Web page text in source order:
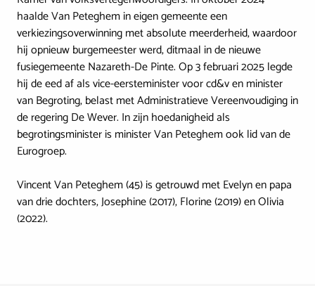
haalde Van Peteghem in eigen gemeente een
verkiezingsoverwinning met absolute meerderheid, waardoor
hij opnieuw burgemeester werd, ditmaal in de nieuwe
fusiegemeente Nazareth-De Pinte. Op 3 februari 2025 legde
hij de eed af als vice-eersteminister voor cd&v en minister
van Begroting, belast met Administratieve Vereenvoudiging in
de regering De Wever. In zijn hoedanigheid als
begrotingsminister is minister Van Peteghem ook lid van de
Eurogroep.
Vincent Van Peteghem (45) is getrouwd met Evelyn en papa
van drie dochters, Josephine (2017), Florine (2019) en Olivia
(2022).